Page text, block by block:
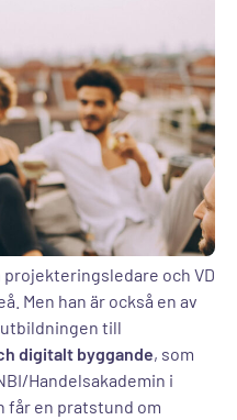
projekteringsledare och VD
Men han är också en av
till
digitalt byggande, som
Handelsakademin i
får en pratstund om